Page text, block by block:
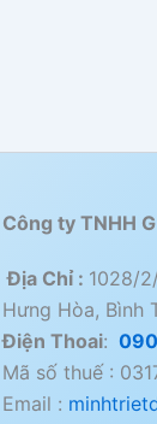
Công ty TNHH
Địa Chỉ : 1028/
Hưng Hòa, Bình
Điện Thoai:
Mã số thuế :
Email :